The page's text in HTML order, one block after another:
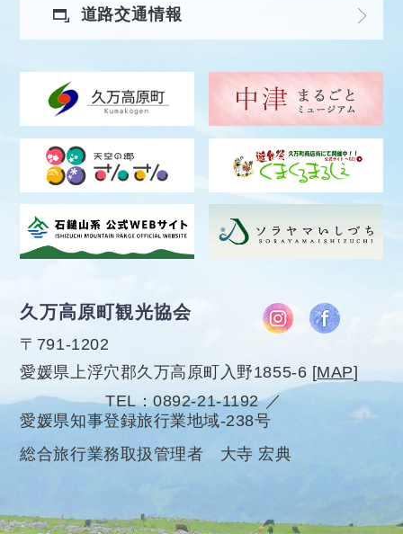
道路交通情報
久万高原町観光協会
〒791-1202
愛媛県上浮穴郡久万高原町入野1855-6 [MAP]
TEL
0892-21-1192
愛媛県知事登録旅行業地域-238号
総合旅行業務取扱管理者 大寺 宏典